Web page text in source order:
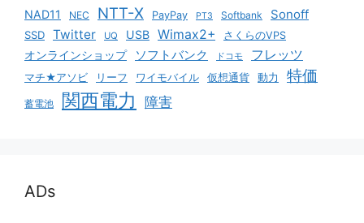
NAD11 NEC NTT-X PayPay PT3 Softbank Sonoff
SSD Twitter UQ USB Wimax2+ さくらのVPS
オンラインショップ ソフトバンク ドコモ フレッツ
マチ★アソビ リーフ ワイモバイル 仮想通貨 動力 特価
蓄電池 関西電力 障害
ADs